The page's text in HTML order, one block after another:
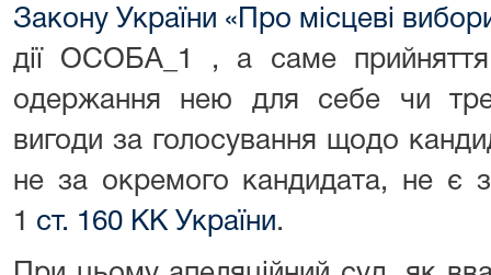
Закону України «Про місцеві
дії ОСОБА_1 , а саме прийняття
одержання нею для себе чи
вигоди за голосування щодо
не за окремого кандидата, не є
1 ст. 160 КК України.